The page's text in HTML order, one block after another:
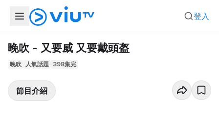
登入
晚吹 - 又要威 又要戴頭盔
晚吹 人氣話題 398集完
節目介紹